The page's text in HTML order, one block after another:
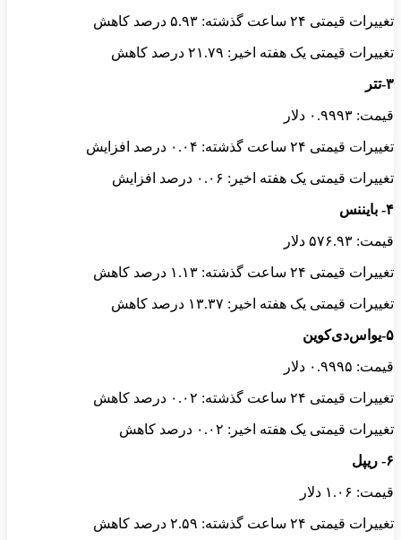
تغییرات قیمتی ۲۴ ساعت گذشته: ۵.۹۳ درصد کاهش
تغییرات قیمتی یک هفته اخیر: ۲۱.۷۹ درصد کاهش
۳-تتر
قیمت: ۰.۹۹۹۳ دلار
تغییرات قیمتی ۲۴ ساعت گذشته: ۰.۰۴ درصد افزایش
تغییرات قیمتی یک هفته اخیر: ۰.۰۶ درصد افزایش
۴- بایننس
قیمت: ۵۷۶.۹۳ دلار
تغییرات قیمتی ۲۴ ساعت گذشته: ۱.۱۳ درصد کاهش
تغییرات قیمتی یک هفته اخیر: ۱۳.۳۷ درصد کاهش
۵-یواس‌دی‌کوین
قیمت: ۰.۹۹۹۵ دلار
تغییرات قیمتی ۲۴ ساعت گذشته: ۰.۰۲ درصد کاهش
تغییرات قیمتی یک هفته اخیر: ۰.۰۲ درصد کاهش
۶- ریپل
قیمت: ۱.۰۶ دلار
تغییرات قیمتی ۲۴ ساعت گذشته: ۲.۵۹ درصد کاهش